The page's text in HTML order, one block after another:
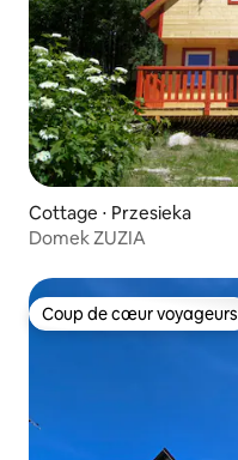
Cottage ⋅ Przesieka
Domek ZUZIA
Coup de cœur voyageurs
Coup de cœur voyageurs